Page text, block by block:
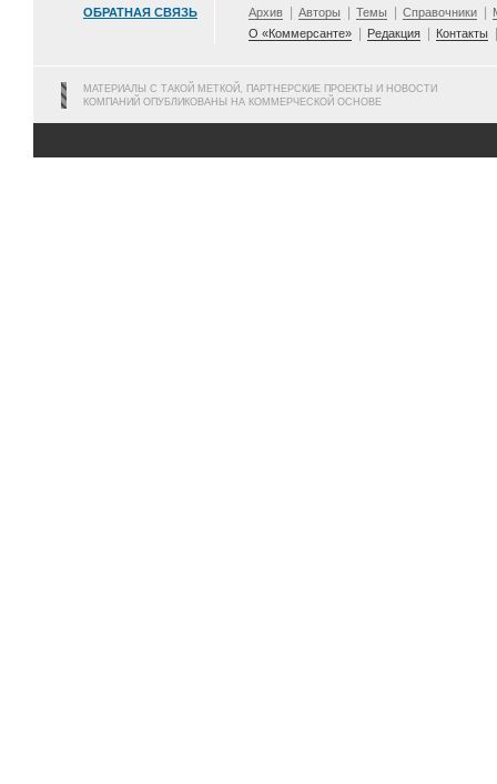
ОБРАТНАЯ СВЯЗЬ Архив Авторы Темы Справочники
О «Коммерсанте»
Редакция Контакты
МАТЕРИАЛЫ С ТАКОЙ МЕТКОЙ, ПАРТНЕРСКИЕ ПРОЕКТЫ И НОВОСТИ
КОМПАНИЙ ОПУБЛИКОВАНЫ НА КОММЕРЧЕСКОЙ ОСНОВЕ